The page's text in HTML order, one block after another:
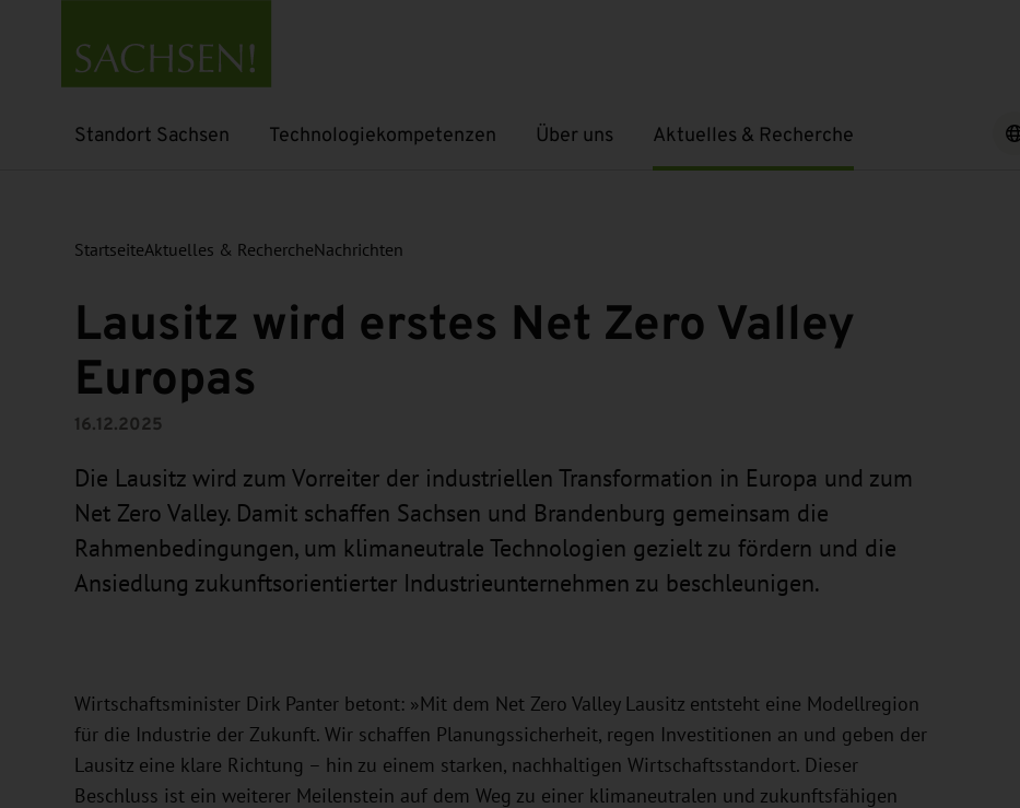
Standort Sachsen
Untermenü öffnen Technologiekompetenzen
Untermenü öffnen Über uns
Untermenü öffnenAktuelles & Recherche
Untermenü öffnen
StartseiteAktuelles & RechercheNachrichten
Lausitz wird erstes Net Zero Valley
Europas
16.12.2025
Die Lausitz wird zum Vorreiter der industriellen Transformation in Europa und zum
Net Zero Valley. Damit schaffen Sachsen und Brandenburg gemeinsam die
Rahmenbedingungen, um klimaneutrale Technologien gezielt zu fördern und die
Ansiedlung zukunftsorientierter Industrieunternehmen zu beschleunigen.
Wirtschaftsminister Dirk Panter betont: »Mit dem Net Zero Valley Lausitz entsteht eine Modellregion
für die Industrie der Zukunft. Wir schaffen Planungssicherheit, regen Investitionen an und geben der
Lausitz eine klare Richtung – hin zu einem starken, nachhaltigen Wirtschaftsstandort. Dieser
Beschluss ist ein weiterer Meilenstein auf dem Weg zu einer klimaneutralen und zukunftsfähigen